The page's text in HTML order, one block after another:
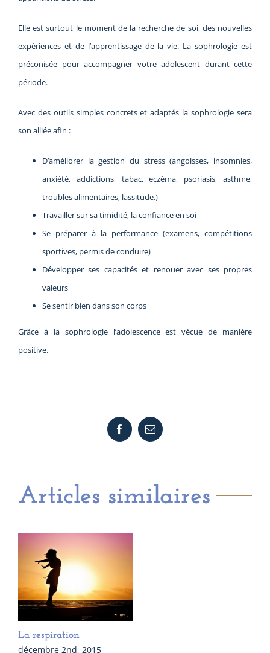
Elle est surtout le moment de la recherche de soi, des nouvelles
expériences et de l’apprentissage de la vie. La sophrologie est
préconisée pour accompagner votre adolescent durant cette
période.
Avec des outils simples concrets et adaptés la sophrologie sera
son alliée afin :
D’améliorer la gestion du stress (angoisses, insomnies,
anxiété, addictions, tabac, eczéma, psoriasis, asthme,
troubles alimentaires, lassitude.)
Travailler sur sa timidité, la confiance en soi
Se préparer à la performance (examens, compétitions
sportives, permis de conduire)
Développer ses capacités et renouer avec ses propres
valeurs
Se sentir bien dans son corps
Grâce à la sophrologie l’adolescence est vécue de manière
positive.
FacebookEmail
Articles similaires
La respiration
décembre 2nd, 2015